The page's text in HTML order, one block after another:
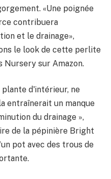
«Une poignée
contribuera
et le drainage»,
le look de cette perlite
Nursery sur Amazon.
plante d'intérieur, ne
entraînerait un manque
du drainage »,
de la pépinière Bright
pot avec des trous de